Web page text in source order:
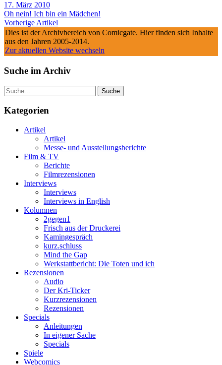
17. März 2010
Oh nein! Ich bin ein Mädchen!
Vorherige Artikel
Dies ist der Archivbereich von Comicgate. Hier finden sich Inhalte
aus den Jahren 2005-2014.
Zur aktuellen Website wechseln
Suche im Archiv
Suche
Kategorien
Artikel
Artikel
Messe- und Ausstellungsberichte
Film & TV
Berichte
Filmrezensionen
Interviews
Interviews
Interviews in English
Kolumnen
2gegen1
Frisch aus der Druckerei
Kamingespräch
kurz.schluss
Mind the Gap
Werkstattbericht: Die Toten und ich
Rezensionen
Audio
Der Kri-Ticker
Kurzrezensionen
Rezensionen
Specials
Anleitungen
In eigener Sache
Specials
Spiele
Webcomics